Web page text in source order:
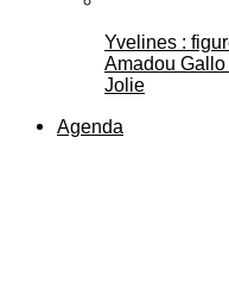
Yvelines :
Amadou
Jolie
Agenda